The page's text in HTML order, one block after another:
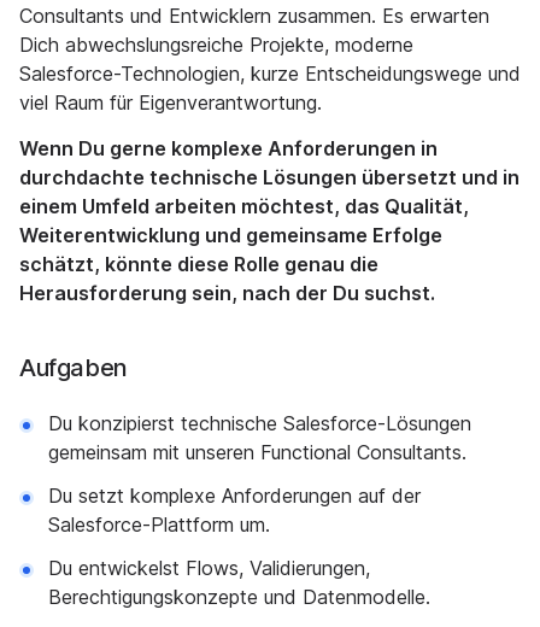
Consultants und Entwicklern zusammen. Es erwarten
Dich abwechslungsreiche Projekte, moderne
Salesforce-Technologien, kurze Entscheidungswege und
viel Raum für Eigenverantwortung.
Wenn Du gerne komplexe Anforderungen in
durchdachte technische Lösungen übersetzt und in
einem Umfeld arbeiten möchtest, das Qualität,
Weiterentwicklung und gemeinsame Erfolge
schätzt, könnte diese Rolle genau die
Herausforderung sein, nach der Du suchst.
Aufgaben
Du konzipierst technische Salesforce-Lösungen
gemeinsam mit unseren Functional Consultants.
Du setzt komplexe Anforderungen auf der
Salesforce-Plattform um.
Du entwickelst Flows, Validierungen,
Berechtigungskonzepte und Datenmodelle.